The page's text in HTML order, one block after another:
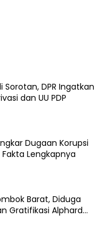
Sorotan, DPR Ingatkan
dan UU PDP
Dugaan Korupsi
Lengkapnya
Barat, Diduga
Gratifikasi Alphard